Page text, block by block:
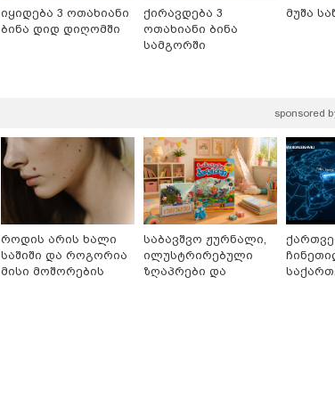
13:22 / 05-08-2026
საფრანგეთის სოფელში
ტყის ხანძრის შემდეგ
კატეგორიის
იყიდება 3 ოთახიანი
ბინა დიდ დიღომში
ქირავდება 3
ოთახიანი ბინა
სამგორში
მუშა
sponsored
როდის არის ხალი
საშიში და როგორია
მისი მოშორების
საბავშვო ჟურნალი,
ილუსტრირებული
ზღაპრები და